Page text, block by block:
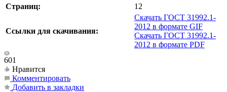
Страниц:
12
Ссылки для скачивания:
Скачать ГОСТ 31992.1-
2012 в формате GIF
Скачать ГОСТ 31992.1-
2012 в формате PDF
601
Нравится
Комментировать
Добавить в закладки